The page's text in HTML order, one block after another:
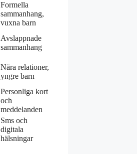
Formella
sammanhang,
vuxna barn
Avslappnade
sammanhang
Nära relationer,
yngre barn
Personliga kort
och
meddelanden
Sms och
digitala
hälsningar